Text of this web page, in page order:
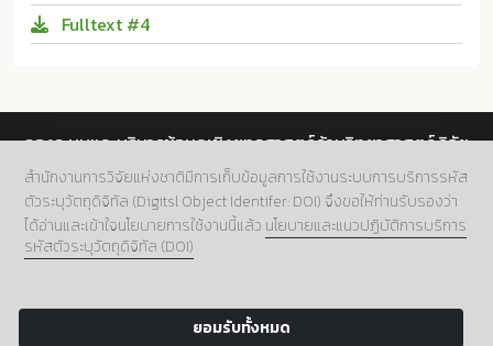
Fulltext #4
กองระบบและบริหารข้อมูลเชิงยุทธศาสตร์ด้านวิทยาศาสตร์ วิจัย
และนวัตกรรม สำนักงานการวิจัยแห่งชาติ (วช.)
ที่อยู่.196 ถนนพหลโยธิน แขวงลาดยาว เขตจตุจักร กทม.
10900
เบอร์โทร.02 5612445 ต่อ 705
Copyright 2024 NRCT:Digital Object Identifier.
สำนักงานการวิจัยแห่งชาติมีการเก็บข้อมูลการใช้งานระบบการบริการรหัส
ตัวระบุวัตถุดิจิทัล (Digitsl Object Identifer: DOI) จึงขอให้ท่านรับรองว่า
ได้อ่านและเข้าใจนโยบายการใช้งานนี้แล้ว นโยบายและแนวปฏิบัติการบริการ
รหัสตัวระบุวัตถุดิจิทัล (DOI)
ยอมรับทั้งหมด